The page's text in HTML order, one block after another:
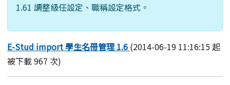
1.61 調整級任設定、職稱設定格式。
E-Stud import 學生名冊管理 1.6 (2014-06-19 11:16:15 起
被下載 967 次)